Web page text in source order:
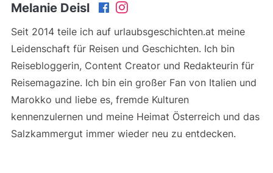
Melanie Deisl
Seit 2014 teile ich auf urlaubsgeschichten.at meine
Leidenschaft für Reisen und Geschichten. Ich bin
Reisebloggerin, Content Creator und Redakteurin für
Reisemagazine. Ich bin ein großer Fan von Italien und
Marokko und liebe es, fremde Kulturen
kennenzulernen und meine Heimat Österreich und das
Salzkammergut immer wieder neu zu entdecken.